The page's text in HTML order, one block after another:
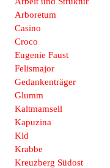
Arboretum
Casino
Croco
Eugenie Faust
Felismajor
Gedankenträger
Glumm
Kaltmamsell
Kapuzina
Kid
Krabbe
Kreuzberg Südost